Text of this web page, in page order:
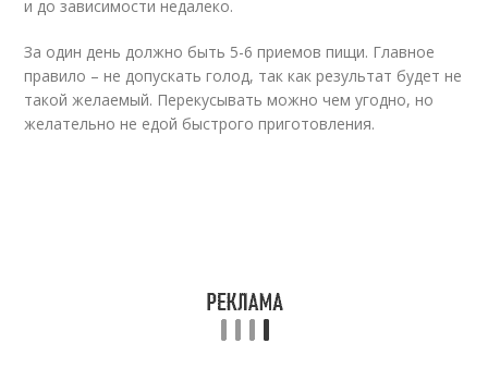
и до зависимости недалеко.
За один день должно быть 5-6 приемов пищи. Главное
правило – не допускать голод, так как результат будет не
такой желаемый. Перекусывать можно чем угодно, но
желательно не едой быстрого приготовления.